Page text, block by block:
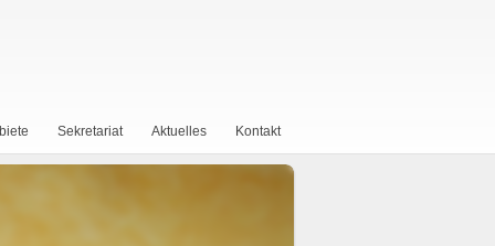
Sekretariat Aktuelles Kontakt